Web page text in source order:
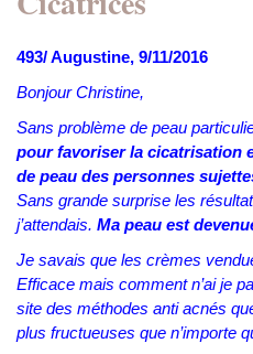
493/ Augustine, 9/11/2016
Bonjour Christine,
Sans problème de peau
pour favoriser la cicatrisation
de peau des personnes
Sans grande surprise les
j’attendais. Ma peau est
Je savais que les crèmes
Efficace mais comment n’ai je
site des méthodes anti acnés
plus fructueuses que n’importe